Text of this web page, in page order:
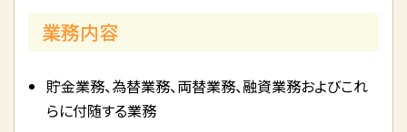
業務内容
貯金業務、為替業務、両替業務、融資業務およびこれ
らに付随する業務